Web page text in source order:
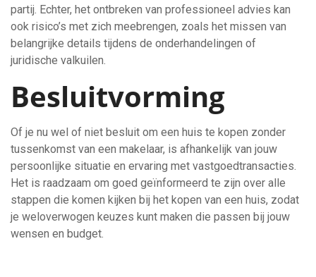
partij. Echter, het ontbreken van professioneel advies kan
ook risico’s met zich meebrengen, zoals het missen van
belangrijke details tijdens de onderhandelingen of
juridische valkuilen.
Besluitvorming
Of je nu wel of niet besluit om een huis te kopen zonder
tussenkomst van een makelaar, is afhankelijk van jouw
persoonlijke situatie en ervaring met vastgoedtransacties.
Het is raadzaam om goed geïnformeerd te zijn over alle
stappen die komen kijken bij het kopen van een huis, zodat
je weloverwogen keuzes kunt maken die passen bij jouw
wensen en budget.